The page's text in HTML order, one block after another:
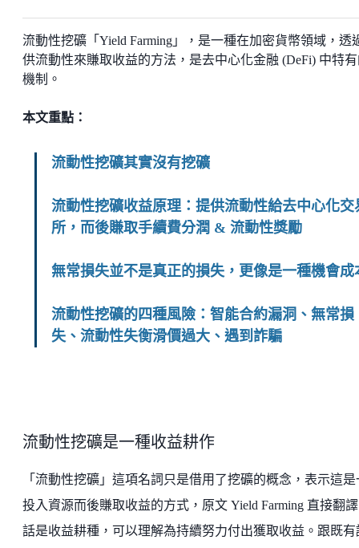
流動性挖礦「Yield Farming」，是一種在加密貨幣領域，透
供流動性來賺取收益的方法，是去中心化金融 (DeFi) 中特
機制。
本文重點：
流動性挖礦其實沒有挖礦
流動性挖礦收益原理：提供流動性給去中心化交
所，而後賺取手續費分潤 & 流動性獎勵
無常損失並不是真正的損失，更像是一種機會成
流動性挖礦的四種風險：智能合約漏洞、無常損
失、流動性失衡滑價過大、遇到詐騙
流動性挖礦是一種收益耕作
「流動性挖礦」這項名詞只是借用了挖礦的概念，表示這是
投入資源而後賺取收益的方式，原文 Yield Farming 直接翻
話是收益耕種，可以理解為持續努力付出獲取收益。跟既有